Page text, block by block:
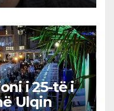
i 25-të i
Ulqin